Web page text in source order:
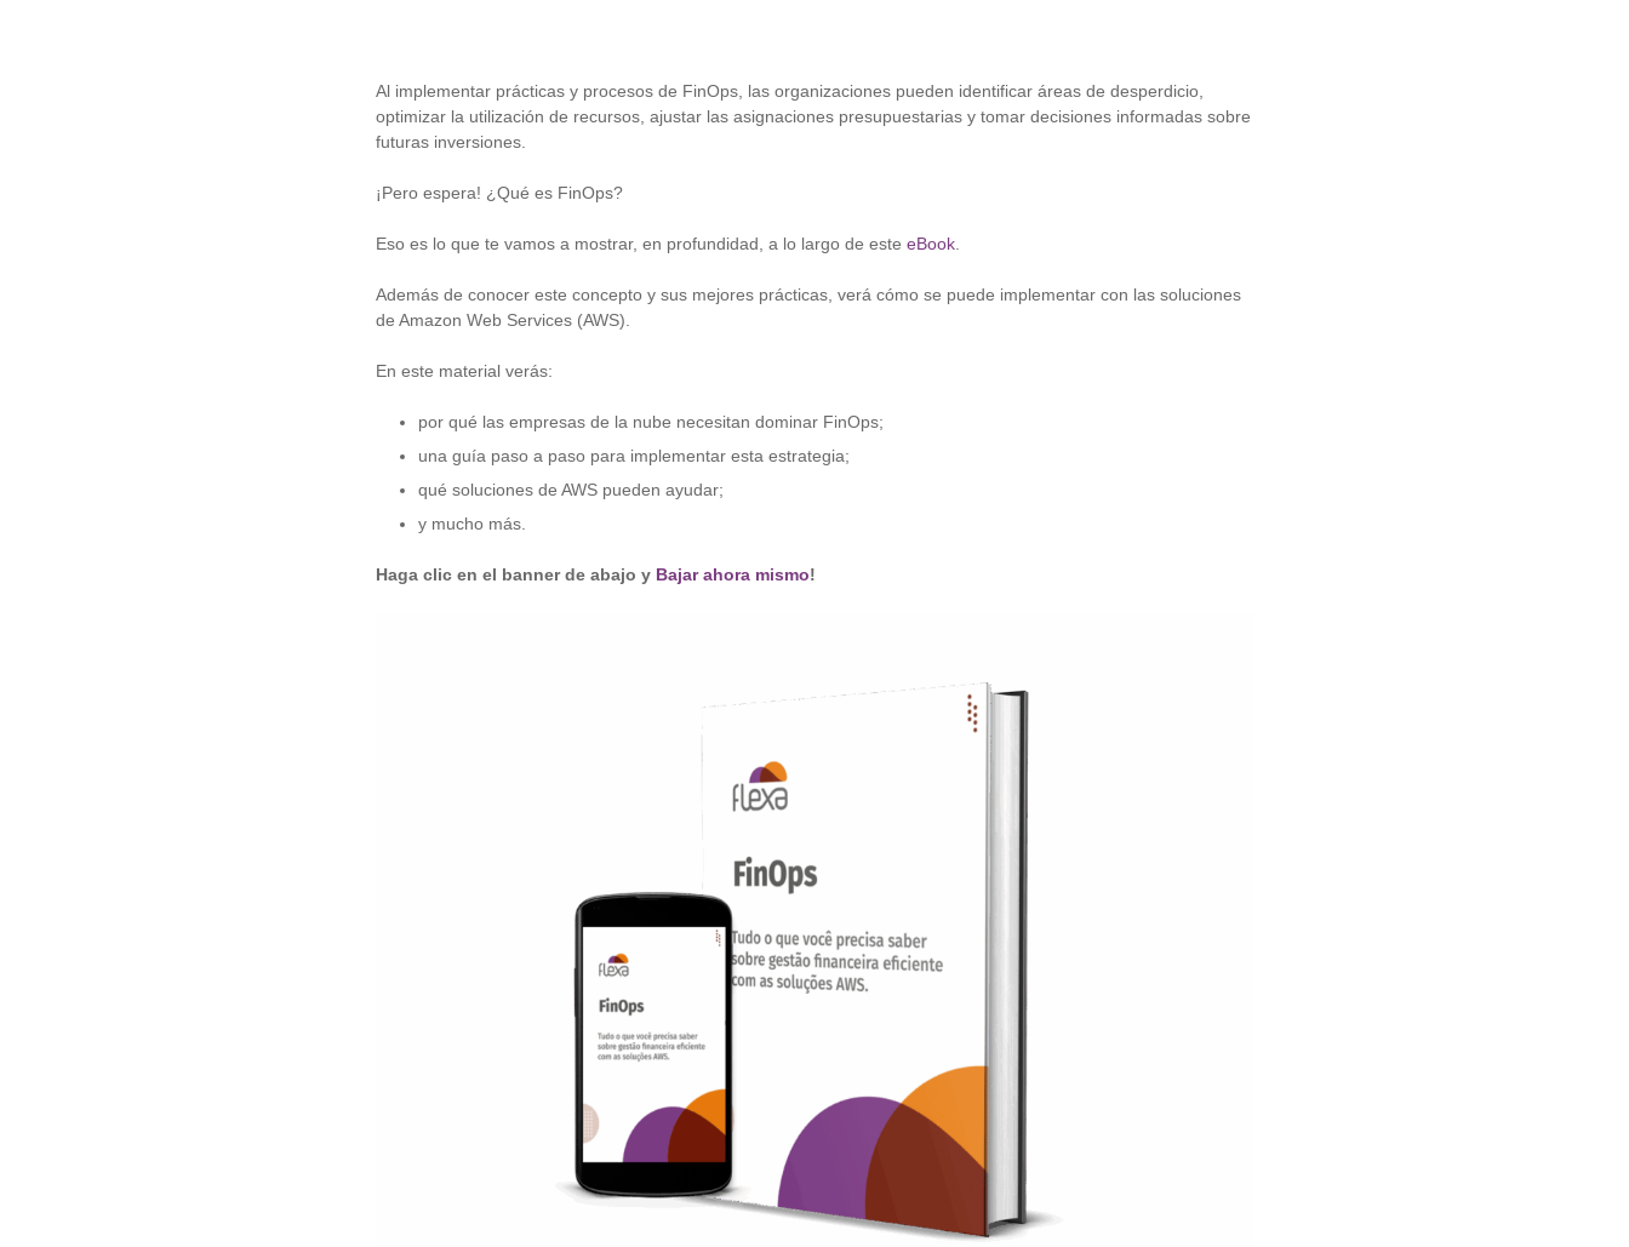
Al implementar prácticas y procesos de FinOps, las organizaciones pueden identificar áreas de desperdicio,
optimizar la utilización de recursos, ajustar las asignaciones presupuestarias y tomar decisiones informadas sobre
futuras inversiones.
¡Pero espera! ¿Qué es FinOps?
Eso es lo que te vamos a mostrar, en profundidad, a lo largo de este eBook
Además de conocer este concepto y sus mejores prácticas, verá cómo se puede implementar con las soluciones
de Amazon Web Services (AWS).
En este material verás:
por qué las empresas de la nube necesitan dominar FinOps;
una guía paso a paso para implementar esta estrategia;
qué soluciones de AWS pueden ayudar;
y mucho más.
Haga clic en el banner de abajo y Bajar ahora mismo!